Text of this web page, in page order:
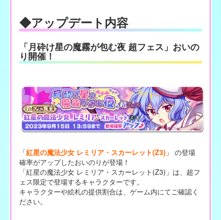
◆アップデート内容
「月砕け星の魔霧が包む夜 超フェス」おいの
り開催！
「紅星の魔法少女 レミリア・スカーレット(Z3) 」 の登場
確率がアップしたおいのりが登場！
「紅星の魔法少女 レミリア・スカーレット(Z3)」は、超フ
ェス限定で登場するキャラクターです。
キャラクターや絵札の提供割合は、ゲーム内にてご確認く
ださい。